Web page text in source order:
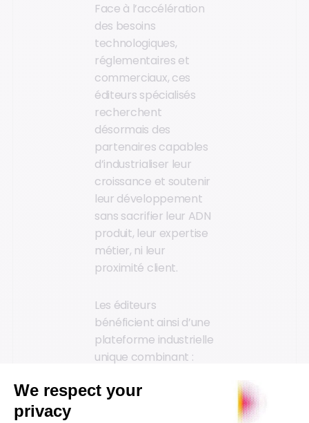
Face à l’accélération
des besoins
technologiques,
réglementaires et
commerciaux, ces
éditeurs spécialisés
recherchent
désormais des
partenaires capables
d’industrialiser leur
croissance et soutenir
leur développement
sans sacrifier leur ADN
produit, leur expertise
métier, ni leur
proximité client.
Les éditeurs
bénéficient ainsi d’une
plateforme industrielle
unique combinant :
expertise